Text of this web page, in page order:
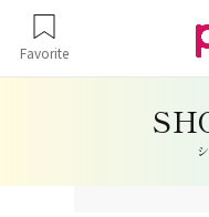
Favorite